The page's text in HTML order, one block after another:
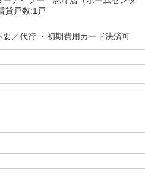
貸戸数:1戸
／代行 ・初期費用カード決済可